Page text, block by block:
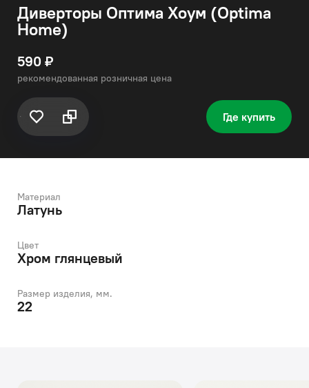
Диверторы Оптима Хоум (Optima
Home)
590 ₽
рекомендованная розничная цена
Где купить
Материал
Латунь
Цвет
Хром глянцевый
Размер изделия, мм.
22